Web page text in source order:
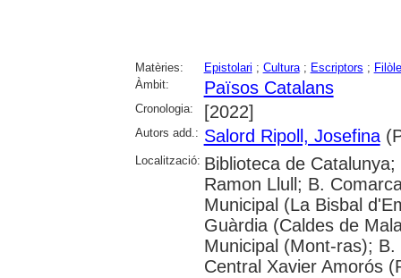
Matèries: Epistolari ; Cultura; Escriptors ;
Àmbit:
Països Catalans
Cronologia: [2022]
Autors add.: Salord Ripoll, Josefina
Localització: Biblioteca de
Ramon Llull; B.
Municipal (La Bisbal
Guàrdia (Caldes de
Municipal (Mont-ras);
Central Xavier Amorós